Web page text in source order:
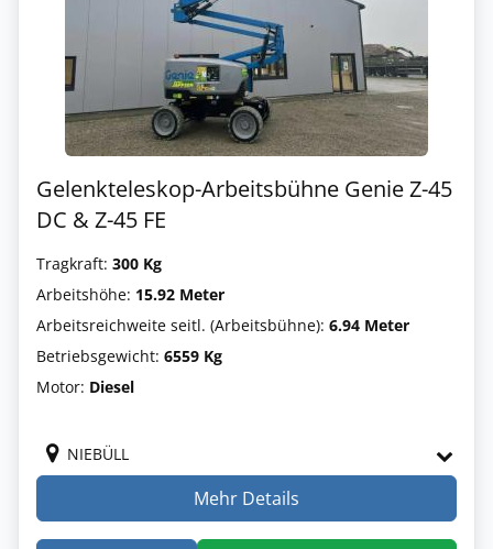
Gelenkteleskop-Arbeitsbühne Genie Z-45
DC & Z-45 FE
Tragkraft: 300 Kg
Arbeitshöhe: 15.92 Meter
Arbeitsreichweite seitl. (Arbeitsbühne): 6.94 Meter
Betriebsgewicht: 6559 Kg
Motor: Diesel
NIEBÜLL
Mehr Details